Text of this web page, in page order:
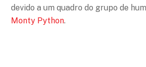
devido a um quadro do grupo de
Monty Python.